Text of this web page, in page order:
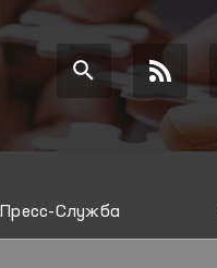
Пресс-Служба